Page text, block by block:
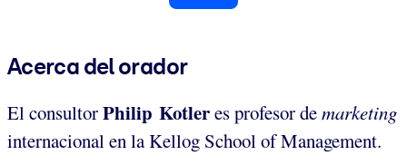
Acerca del orador
El consultorPhilip Kotleres profesor demarketing
internacional en la Kellog School of Management.